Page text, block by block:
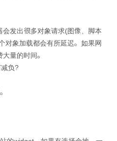
发出很多对象请求(图像、脚本
对象加载都会有所延迟。如果网
量的时间。
负?